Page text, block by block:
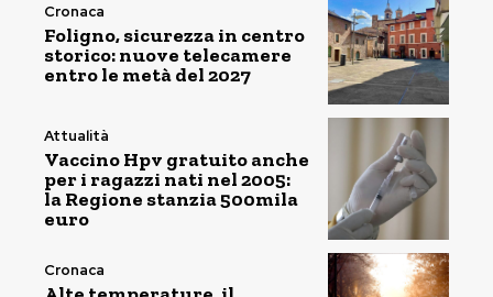
Cronaca
Foligno, sicurezza in centro
storico: nuove telecamere
entro le metà del 2027
Attualità
Vaccino Hpv gratuito anche
per i ragazzi nati nel 2005:
la Regione stanzia 500mila
euro
Cronaca